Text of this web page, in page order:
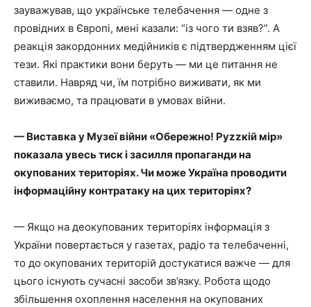
зауважував, що українське телебачення — одне з
провідних в Європі, мені казали: “із чого ти взяв?”. А
реакція закордонних медійників є підтвердженням цієї
тези. Які практики вони беруть — ми це питання не
ставили. Навряд чи, їм потрібно виживати, як ми
виживаємо, та працювати в умовах війни.
— Виставка у Музеї війни «Обережно! Руzzкій мір»
показала увесь тиск і засилля пропаганди на
окупованих територіях. Чи може Україна проводити
інформаційну контратаку на цих територіях?
— Якщо на деокупованих територіях інформація з
України повертається у газетах, радіо та телебаченні,
то до окупованих територій достукатися важче — для
цього існують сучасні засоби зв’язку. Робота щодо
збільшення охоплення населення на окупованих